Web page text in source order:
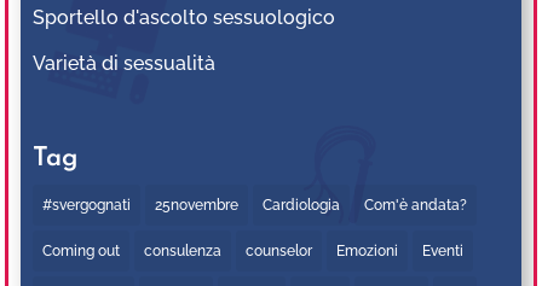
Sportello d'ascolto sessuologico
Varietà di sessualità
Tag
#svergognati 25novembre Cardiologia Com'è andata?
Coming out consulenza counselor Emozioni Eventi